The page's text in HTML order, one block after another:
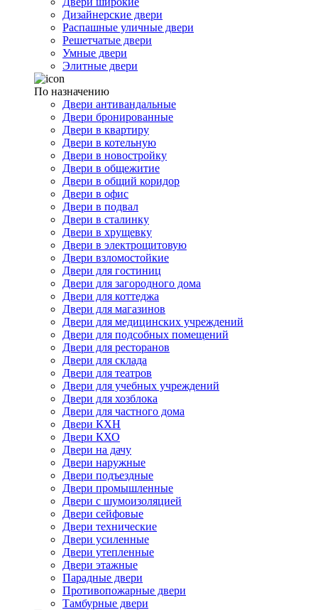
Дизайнерские двери
Распашные уличные двери
Решетчатые двери
Умные двери
Элитные двери
По назначению
Двери антивандальные
Двери бронированные
Двери в квартиру
Двери в котельную
Двери в новостройку
Двери в общежитие
Двери в общий коридор
Двери в офис
Двери в подвал
Двери в сталинку
Двери в хрущевку
Двери в электрощитовую
Двери взломостойкие
Двери для гостиниц
Двери для загородного дома
Двери для коттеджа
Двери для магазинов
Двери для медицинских учреждений
Двери для подсобных помещений
Двери для ресторанов
Двери для склада
Двери для театров
Двери для учебных учреждений
Двери для хозблока
Двери для частного дома
Двери КХН
Двери КХО
Двери на дачу
Двери наружные
Двери подъездные
Двери промышленные
Двери с шумоизоляцией
Двери сейфовые
Двери технические
Двери усиленные
Двери утепленные
Двери этажные
Парадные двери
Противопожарные двери
Тамбурные двери